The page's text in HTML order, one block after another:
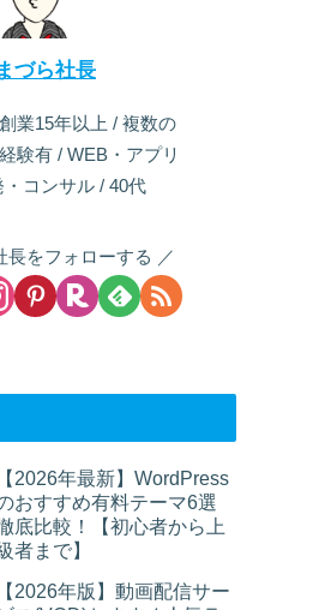
づら社長
業15年以上 / 複数の
験有 / WEB・アプリ
コンサル / 40代
長をフォローする
【2026年最新】WordPress
おすすめ有料テーマ6選
底比較！【初心者から上
者まで】
【2026年版】動画配信サー